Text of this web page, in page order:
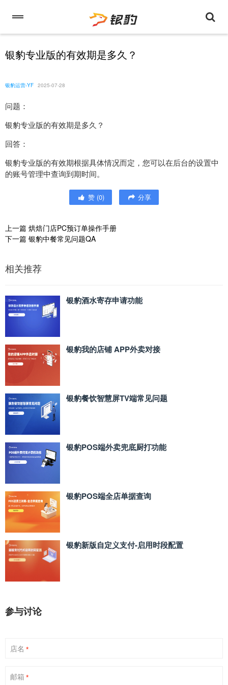
银豹专业版的有效期是多久？
银豹运营-YF 2025-07-28
问题：
银豹专业版的有效期是多久？
回答：
银豹专业版的有效期根据具体情况而定，您可以在后台的设置中
的账号管理中查询到期时间。
赞 (0) 分享
上一篇 烘焙门店PC预订单操作手册
下一篇 银豹中餐常见问题QA
相关推荐
银豹酒水寄存申请功能
银豹我的店铺 APP外卖对接
银豹餐饮智慧屏TV端常见问题
银豹POS端外卖兜底厨打功能
银豹POS端全店单据查询
银豹新版自定义支付‑启用时段配置
参与讨论
店名 *
邮箱 *